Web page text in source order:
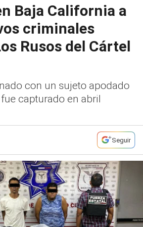
Baja California a
criminales
Rusos del Cártel
con un sujeto apodado
fue capturado en abril
Seguir